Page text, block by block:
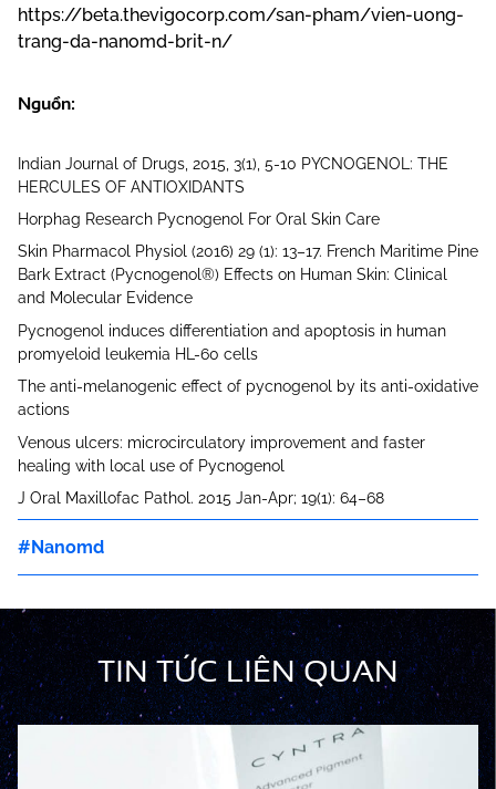
https://beta.thevigocorp.com/san-pham/vien-uong-
trang-da-nanomd-brit-n/
Nguồn:
Indian Journal of Drugs, 2015, 3(1), 5-10 PYCNOGENOL: THE
HERCULES OF ANTIOXIDANTS
Horphag Research Pycnogenol For Oral Skin Care
Skin Pharmacol Physiol (2016) 29 (1): 13–17. French Maritime Pine
Bark Extract (Pycnogenol®) Effects on Human Skin: Clinical
and Molecular Evidence
Pycnogenol induces differentiation and apoptosis in human
promyeloid leukemia HL-60 cells
The anti-melanogenic effect of pycnogenol by its anti-oxidative
actions
Venous ulcers: microcirculatory improvement and faster
healing with local use of Pycnogenol
J Oral Maxillofac Pathol. 2015 Jan-Apr; 19(1): 64–68
Nanomd
TIN TỨC LIÊN QUAN